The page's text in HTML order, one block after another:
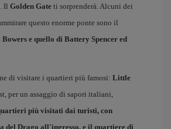
Il Golden Gate ti sorprenderà. Alcuni dei
questo enorme ponte sono il
e quello di Battery Spencer ed
di visitare i quartieri più famosi: Little
per un assaggio di sapori italiani,
più visitati dai turisti, con
del Drago all'ingresso, e il quartiere di